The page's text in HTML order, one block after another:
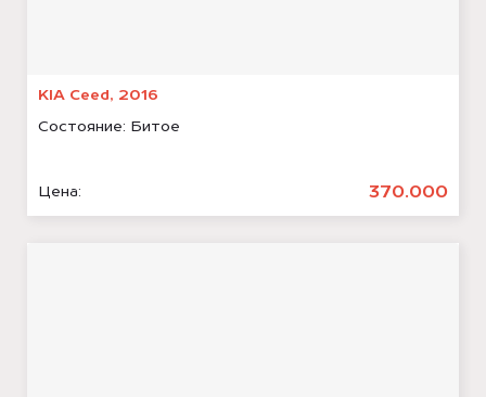
KIA Ceed, 2016
Состояние: Битое
Цена: 370.000